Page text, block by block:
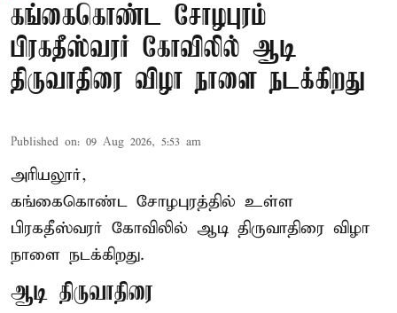
கங்கைகொண்ட சோழபுரம்
பிரகதீஸ்வரர் கோவிலில் ஆடி
திருவாதிரை விழா நாளை நடக்கிறது
Published on: 09 Aug 2026, 5:53 am
அரியலூர்,
கங்கைகொண்ட சோழபுரத்தில் உள்ள
பிரகதீஸ்வரர் கோவிலில் ஆடி திருவாதிரை விழா
நாளை நடக்கிறது.
ஆடி திருவாதிரை